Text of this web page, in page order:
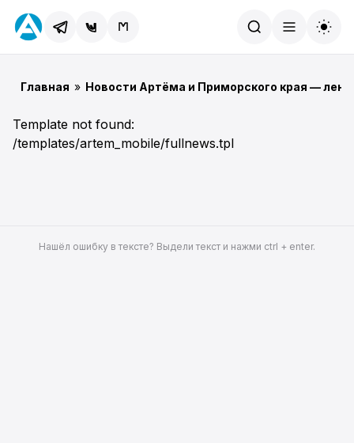
Главная » Новости Артёма и Приморского края —
Template not found:
/templates/artem_mobile/fullnews.tpl
Нашёл ошибку в тексте? Выдели текст и нажми ctrl + enter.